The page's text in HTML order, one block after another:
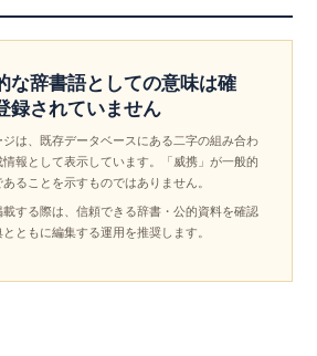
な辞書語としての意味は確
録されていません
ジは、既存データベースにある二字の組み合わ
情報として表示しています。「威携」が一般的
ることを示すものではありません。
載する際は、信頼できる辞書・公的資料を確認
とともに編集する運用を推奨します。